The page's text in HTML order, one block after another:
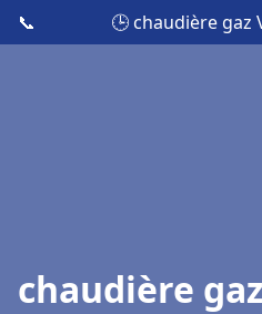
📞 🕒 chaudière gaz
chaudière